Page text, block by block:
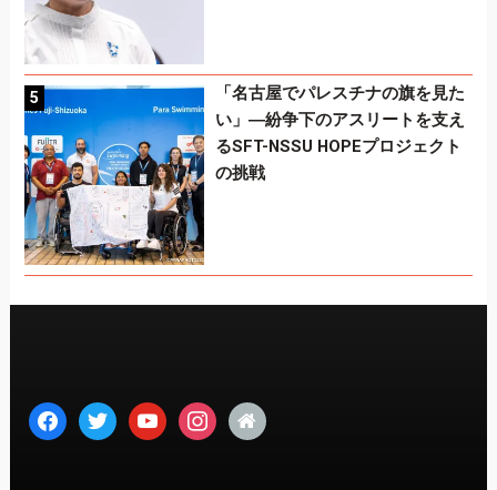
「名古屋でパレスチナの旗を見た
い」―紛争下のアスリートを支え
るSFT-NSSU HOPEプロジェクト
の挑戦
facebooktwitter youtubeinstagram
home